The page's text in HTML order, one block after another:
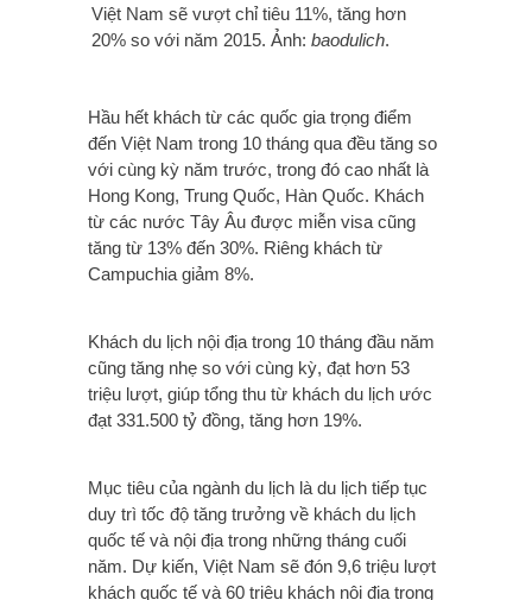
Việt Nam sẽ vượt chỉ tiêu 11%, tăng hơn
20% so với năm 2015. Ảnh: baodulich.
Hầu hết khách từ các quốc gia trọng điểm
đến Việt Nam trong 10 tháng qua đều tăng so
với cùng kỳ năm trước, trong đó cao nhất là
Hong Kong, Trung Quốc, Hàn Quốc. Khách
từ các nước Tây Âu được miễn visa cũng
tăng từ 13% đến 30%. Riêng khách từ
Campuchia giảm 8%.
Khách du lịch nội địa trong 10 tháng đầu năm
cũng tăng nhẹ so với cùng kỳ, đạt hơn 53
triệu lượt, giúp tổng thu từ khách du lịch ước
đạt 331.500 tỷ đồng, tăng hơn 19%.
Mục tiêu của ngành du lịch là du lịch tiếp tục
duy trì tốc độ tăng trưởng về khách du lịch
quốc tế và nội địa trong những tháng cuối
năm. Dự kiến, Việt Nam sẽ đón 9,6 triệu lượt
khách quốc tế và 60 triệu khách nội địa trong